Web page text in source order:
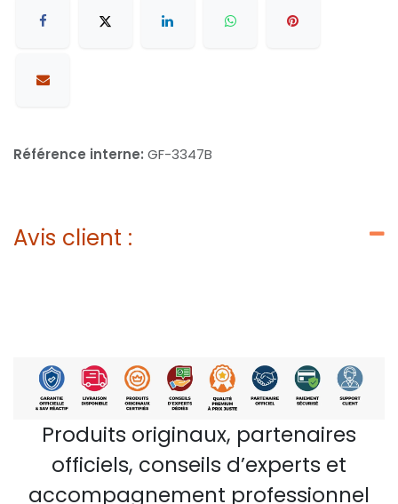
Référence interne: GF-3347B
Avis client :
Produits originaux, partenaires
officiels, conseils d’experts et
accompagnement professionnel